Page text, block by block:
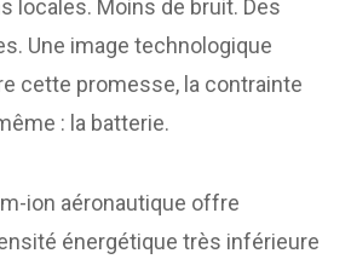
locales. Moins de bruit. Des
Une image technologique
cette promesse, la contrainte
: la batterie.
ion aéronautique offre
énergétique très inférieure